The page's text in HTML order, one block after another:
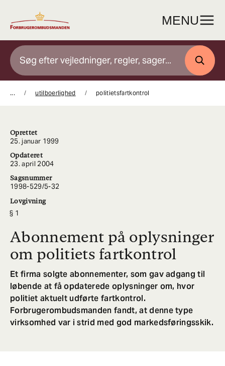
indhold
MENU
SØG
... utilboerlighed politietsfartkontrol
Oprettet
25. januar 1999
Opdateret
23. april 2004
Sagsnummer
1998-529/5-32
Lovgivning
1
Abonnement på oplysninger
om politiets fartkontrol
Et firma solgte abonnementer, som gav adgang til
løbende at få opdaterede oplysninger om, hvor
politiet aktuelt udførte fartkontrol.
Forbrugerombudsmanden fandt, at denne type
virksomhed var i strid med god markedsføringsskik.